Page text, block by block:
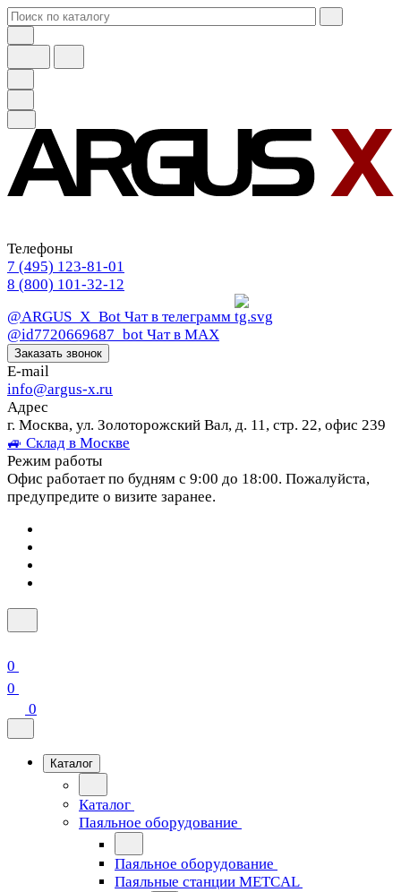
Телефоны
7 (495) 123-81-01
8 (800) 101-32-12
@ARGUS_X_Bot Чат в телеграмм
@id7720669687_bot Чат в МАХ
Заказать звонок
E-mail
info@argus-x.ru
Адрес
г. Москва, ул. Золоторожский Вал, д. 11, стр. 22, офис 239
🚙 Склад в Москве
Режим работы
Офис работает по будням с 9:00 до 18:00. Пожалуйста,
предупредите о визите заранее.
0
0
0
Каталог
Каталог
Паяльное оборудование
Паяльное оборудование
Паяльные станции METCAL